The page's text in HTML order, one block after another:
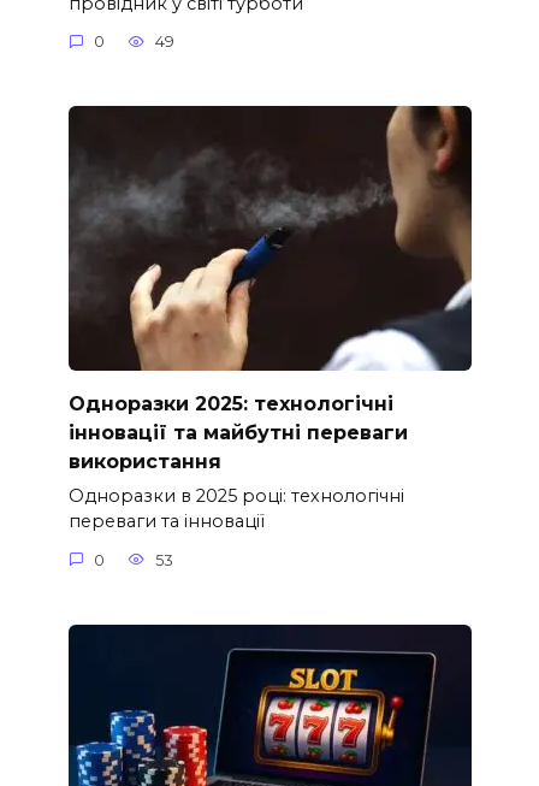
0 49
Одноразки 2025: технологічні
інновації та майбутні переваги
використання
Одноразки в 2025 році: технологічні
переваги та інновації
0 53